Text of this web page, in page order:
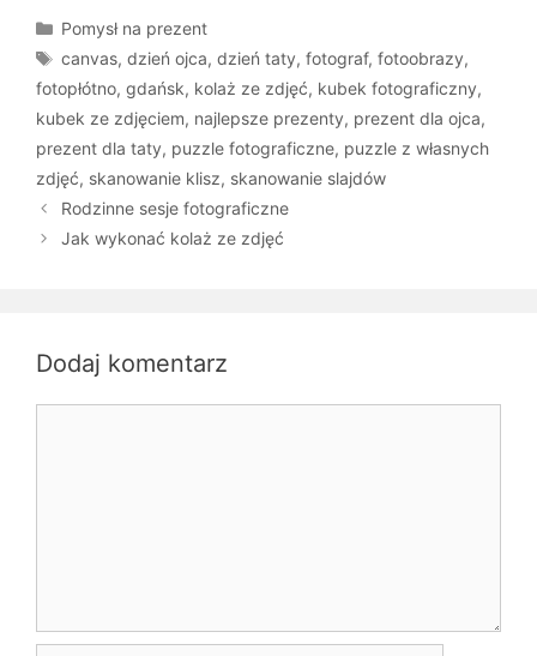
Kategorie
Pomysł na prezent
Tagi
canvas,dzień ojca,dzień taty,fotograf,fotoobrazy,
fotopłótno, gdańsk, kolaż ze zdjęć, kubek fotograficzny,
kubek ze zdjęciem, najlepsze prezenty, prezent dla ojca,
prezent dla taty, puzzle fotograficzne, puzzle z własnych
zdjęć, skanowanie klisz, skanowanie slajdów
Rodzinne sesje fotograficzne
Jak wykonać kolaż ze zdjęć
Dodaj komentarz